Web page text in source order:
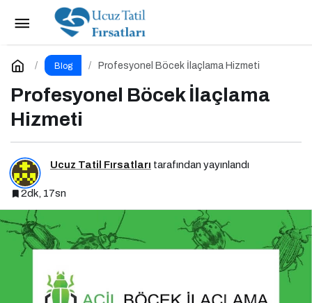
Blog Profesyonel Böcek İlaçlama Hizmeti
Profesyonel Böcek İlaçlama
Hizmeti
Ucuz Tatil Fırsatları tarafından yayınlandı
2dk, 17sn
Profesyonel Böcek İlaçlama Hizmeti
Yorum Yap